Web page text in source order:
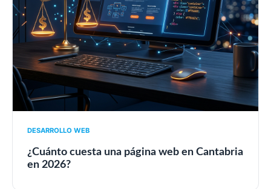
DESARROLLO WEB
¿Cuánto cuesta una página web en Cantabria
en 2026?